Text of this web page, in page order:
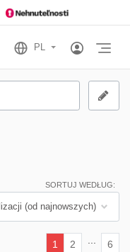
SORTUJ WEDŁUG:
1
2 6